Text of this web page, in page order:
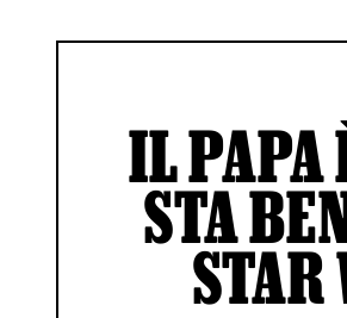
IL PAPA
STA
STAR